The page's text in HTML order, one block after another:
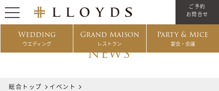
Wedding
ウエディング
Grand Maison
レストラン
Party & Mice
宴会・会議
ご予約
お問合せ
NEWS
総合トップ イベント